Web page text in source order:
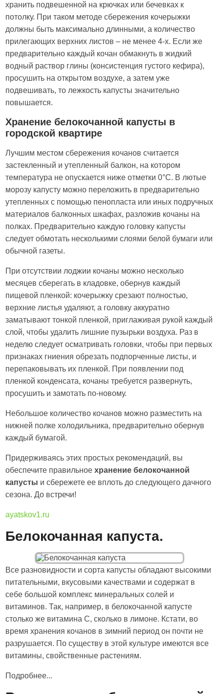
хранить подвешенной на крючках или бечевках к
потолку. При таком методе сбережения кочерыжки
должны быть максимально длинными, а количество
прилегающих верхних листов – не менее 4-х. Если же
предварительно каждый кочан обмакнуть в жидкий
водный раствор глины (консистенция густого кефира),
просушить на открытом воздухе, а затем уже
подвешивать, то лежкость капусты значительно
повышается.
Хранение белокочанной капусты в
городской квартире
Лучшим местом сбережения кочанов считается
застекленный и утепленный балкон, на котором
температура не опускается ниже отметки 0°С. В лютые
морозу капусту можно переложить в предварительно
утепленных с помощью пенопласта или иных подручных
материалов балконных шкафах, разложив кочаны на
полках. Предварительно каждую головку капусты
следует обмотать несколькими слоями белой бумаги или
обычной газеты.
При отсутствии лоджии кочаны можно несколько
месяцев сберегать в кладовке, обернув каждый
пищевой пленкой: кочерыжку срезают полностью,
верхние листья удаляют, а головку аккуратно
заматывают тонкой пленкой, приглаживая рукой каждый
слой, чтобы удалить лишние пузырьки воздуха. Раз в
неделю следует осматривать головки, чтобы при первых
признаках гниения обрезать подпорченные листы, и
перепаковывать их пленкой. При появлении под
пленкой конденсата, кочаны требуется развернуть,
просушить и замотать по-новому.
Небольшое количество кочанов можно разместить на
нижней полке холодильника, предварительно обернув
каждый бумагой.
Придерживаясь этих простых рекомендаций, вы
обеспечите правильноехранение белокочанной
капусты и сбережете ее вплоть до следующего дачного
сезона. До встречи!
ayatskov1.ru
Белокочанная капуста.
Все разновидности и сорта капусты обладают высокими
питательными, вкусовыми качествами и содержат в
себе большой комплекс минеральных солей и
витаминов. Так, например, в белокочанной капусте
столько же витамина С, сколько в лимоне. Кстати, во
время хранения кочанов в зимний период он почти не
разрушается. По существу в этой культуре имеются все
витамины, свойственные растениям.
Подробнее...